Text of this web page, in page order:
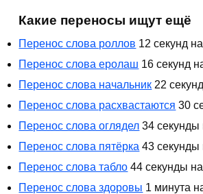
Какие переносы ищут ещё
Перенос слова роллов 12 секунд
Перенос слова еролаш 16 секунд
Перенос слова начальник 22
Перенос слова расхвастаются 30
Перенос слова оглядел 34 секунды
Перенос слова пятёрка 43 секунды
Перенос слова табло 44 секунды
Перенос слова здоровы 1 минута